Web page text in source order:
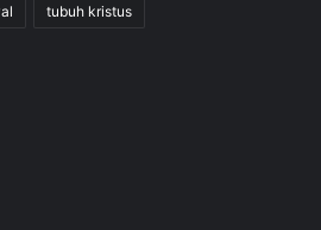
tubuh kristus